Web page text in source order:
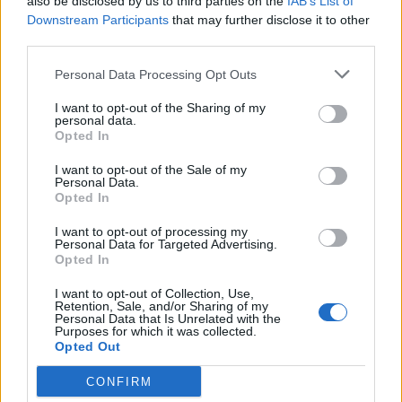
Downstream Participants that may further disclose it to other
Personal Data Processing Opt Outs
I want to opt-out of the Sharing of my
personal data.
Opted In
I want to opt-out of the Sale of my
Personal Data.
Opted In
I want to opt-out of processing my
Personal Data for Targeted Advertising.
Opted In
I want to opt-out of Collection, Use,
Retention, Sale, and/or Sharing of my
Personal Data that Is Unrelated with the
Purposes for which it was collected.
Opted Out
CONFIRM